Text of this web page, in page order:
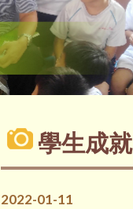
學生成就
2022-01-11